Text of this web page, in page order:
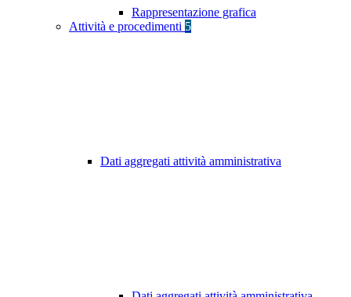
Rappresentazione grafica
Attività e procedimenti 5
Dati aggregati attività amministrativa